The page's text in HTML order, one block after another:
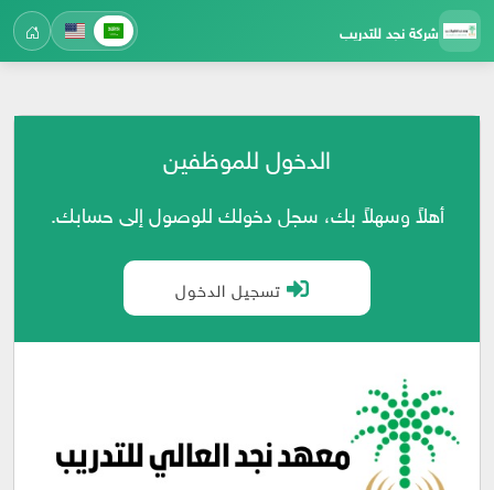
شركة نجد للتدريب
الدخول للموظفين
أهلاً وسهلاً بك، سجل دخولك للوصول إلى حسابك.
تسجيل الدخول